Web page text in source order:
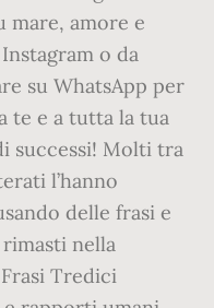
mare, amore e
o da
su WhatsApp per
te e a tutta la tua
successi! Molti tra
l’hanno
delle frasi e
nella
Tredici